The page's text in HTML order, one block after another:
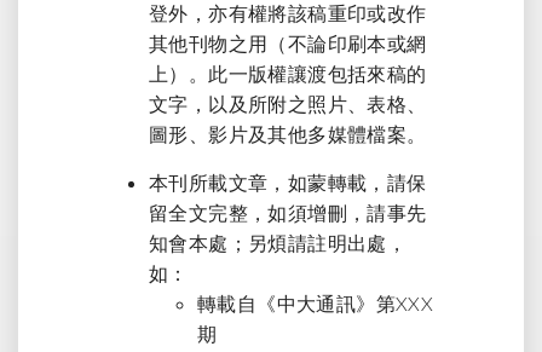
登外，亦有權將該稿重印或改作
其他刊物之用（不論印刷本或網
上）。此一版權讓渡包括來稿的
文字，以及所附之照片、表格、
圖形、影片及其他多媒體檔案。
本刊所載文章，如蒙轉載，請保
留全文完整，如須增刪，請事先
知會本處；另煩請註明出處，
如：
轉載自《中大通訊》第XXX
期